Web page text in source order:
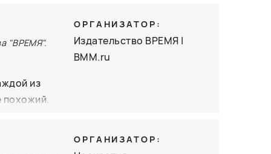
"ВРЕМЯ".
из
похожий.
ОРГАНИЗАТОР:
Издательство ВРЕМЯ |
BMM.ru
ОРГАНИЗАТОР: